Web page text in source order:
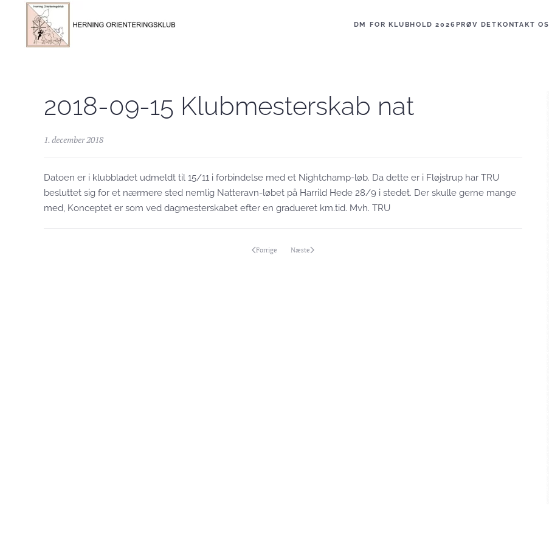
Skip to main content DM FOR KLUBHOLD 2026PRØV DETKONTAKT OS
2018-09-15 Klubmesterskab nat
1. december 2018
Datoen er i klubbladet udmeldt til 15/11 i forbindelse med et Nightchamp-løb. Da dette er i Fløjstrup har TRU
besluttet sig for et nærmere sted nemlig Natteravn-løbet på Harrild Hede 28/9 i stedet. Der skulle gerne mange
med, Konceptet er som ved dagmesterskabet efter en gradueret km.tid. Mvh. TRU
Forrige Næste